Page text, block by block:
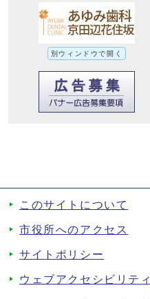
別ウィンドウで開く
このサイトについて
市役所へのアクセス
サイトポリシー
ウェブアクセシビリティ